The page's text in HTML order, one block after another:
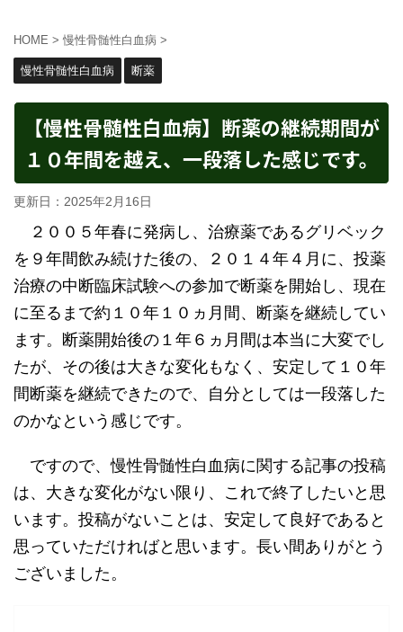
HOME > 慢性骨髄性白血病 >
慢性骨髄性白血病 断薬
【慢性骨髄性白血病】断薬の継続期間が
１０年間を越え、一段落した感じです。
更新日： 2025年2月16日
２００５年春に発病し、治療薬であるグリベック
を９年間飲み続けた後の、２０１４年４月に、投薬
治療の中断臨床試験への参加で断薬を開始し、現在
に至るまで約１０年１０ヵ月間、断薬を継続してい
ます。断薬開始後の１年６ヵ月間は本当に大変でし
たが、その後は大きな変化もなく、安定して１０年
間断薬を継続できたので、自分としては一段落した
のかなという感じです。
ですので、慢性骨髄性白血病に関する記事の投稿
は、大きな変化がない限り、これで終了したいと思
います。投稿がないことは、安定して良好であると
思っていただければと思います。長い間ありがとう
ございました。